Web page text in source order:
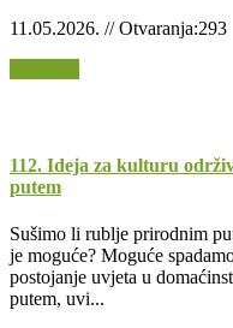
11.05.2026. // Otvaranja:293
112. Ideja za kulturu
putem
Sušimo li rublje prirodnim
je moguće? Moguće
postojanje uvjeta u
putem, uvi...